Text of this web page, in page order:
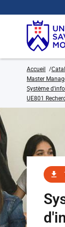
Accueil
Master
Système
UE801